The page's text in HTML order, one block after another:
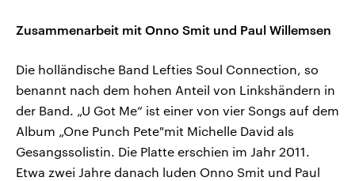
Zusammenarbeit mit Onno Smit und Paul Willemsen
Die holländische Band Lefties Soul Connection, so
benannt nach dem hohen Anteil von Linkshändern in
der Band. „U Got Me“ ist einer von vier Songs auf dem
Album „One Punch Pete"mit Michelle David als
Gesangssolistin. Die Platte erschien im Jahr 2011.
Etwa zwei Jahre danach luden Onno Smit und Paul